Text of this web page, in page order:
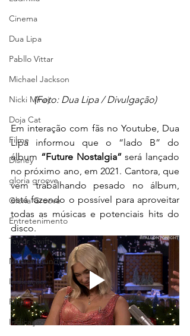
Cinema
Dua Lipa
Pabllo Vittar
Michael Jackson
Nicki Minaj
Doja Cat
Filme
Disney
gloria groove
Gloria Groove
Entretenimento
Taylor Swift
Música Mundial
Indicação
Rihanna
Indicação
(Foto: Dua Lipa / Divulgação)
Em interação com fãs no Youtube, Dua
Lipa informou que o “lado B” do
álbum “Future Nostalgia” será lançado
no próximo ano, em 2021. Cantora, que
vem trabalhando pesado no álbum,
está fazendo o possível para aproveitar
todas as músicas e potenciais hits do
disco.